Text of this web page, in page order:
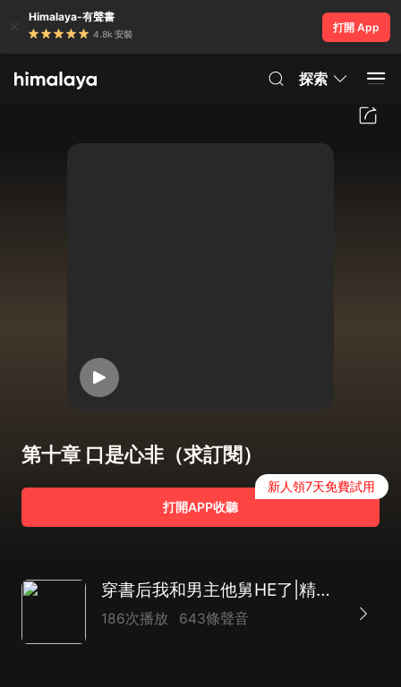
Himalaya-有聲書
4.8k 安裝
打開 App
探索
第十章 口是心非（求訂閱）
打開APP收聽
新人領7天免費試用
穿書后我和男主他舅HE了|精品多播
186次播放 643條聲音